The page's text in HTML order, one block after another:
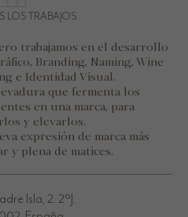
trabajamos en el desarrollo
Branding, Naming, Wine
e Identidad Visual.
que fermenta los
en una marca, para
y elevarlos.
expresión de marca más
y plena de matices.
LOS TRABAJOS
Isla, 2. 2ºJ.